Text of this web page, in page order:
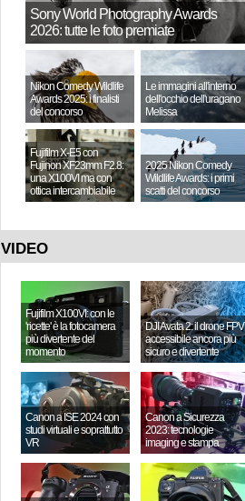
Sony World Photography Awards
2026: tutte le foto premiate
Nikon Comedy Wildlife
Awards 2025: i finalisti
del concorso
Le immagini all'interno
dell'occhio dell'uragano
Melissa
Fujifilm X-E5 con
Fujinon XF23mm F2.8:
una X100VI ma con
ottica intercambiabile
2025 Nikon Comedy
Wildlife Awards: i primi
scatti del concorso
VIDEO
Fujifilm X100VI: con le
'ricette' è la fotocamera
più divertente del
momento
DJI Avata 2: il drone FPV
accessibile ancora più
sicuro e divertente
Canon a ISE 2024 con
studi virtuali e soprattutto
VR
Canon a Sicurezza
2023: tecnologie
imaging e stampa